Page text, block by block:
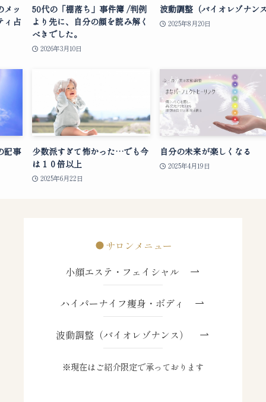
メッ
ィ占
50代の「棚落ち」事件簿 /判例
より先に、自分の顔を読み解く
べきでした。
2026年3月10日
波動調整（バイオレゾナン
2025年8月20日
記事
少数派すぎて怖かった…でも今
は１０倍以上
2025年6月22日
自分の未来が楽しくなる
2025年4月19日
サロンメニュー
小顔エステ・フェイシャル
ハイパーナイフ痩身・ボディ
波動調整（バイオレゾナンス）
※現在はご紹介限定で承っております